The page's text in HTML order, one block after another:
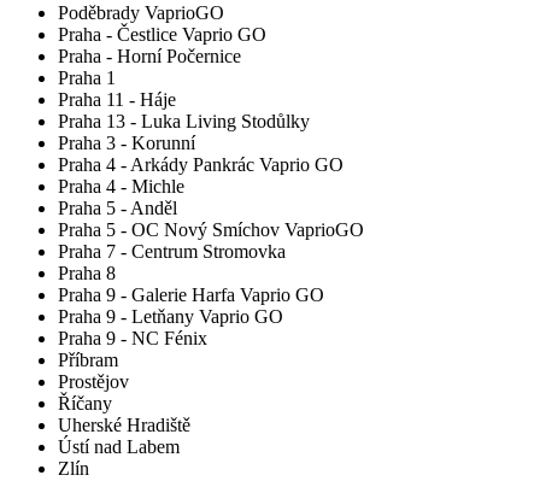
Poděbrady VaprioGO
Praha - Čestlice Vaprio GO
Praha - Horní Počernice
Praha 1
Praha 11 - Háje
Praha 13 - Luka Living Stodůlky
Praha 3 - Korunní
Praha 4 - Arkády Pankrác Vaprio GO
Praha 4 - Michle
Praha 5 - Anděl
Praha 5 - OC Nový Smíchov VaprioGO
Praha 7 - Centrum Stromovka
Praha 8
Praha 9 - Galerie Harfa Vaprio GO
Praha 9 - Letňany Vaprio GO
Praha 9 - NC Fénix
Příbram
Prostějov
Říčany
Uherské Hradiště
Ústí nad Labem
Zlín